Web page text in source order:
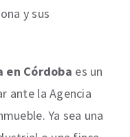
y sus
en Córdoba es un
ante la Agencia
Ya sea una